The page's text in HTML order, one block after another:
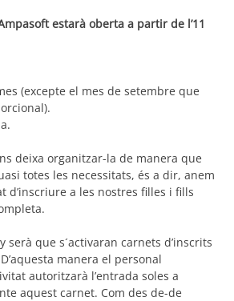
estarà oberta a partir de l’11
(excepte el mes de setembre que
deixa organitzar-la de manera que
totes les necessitats, és a dir, anem
d’inscriure a les nostres filles i fills
serà que s´activaran carnets d’inscrits
manera el personal
autoritzarà l’entrada soles a
aquest carnet. Com des de-de